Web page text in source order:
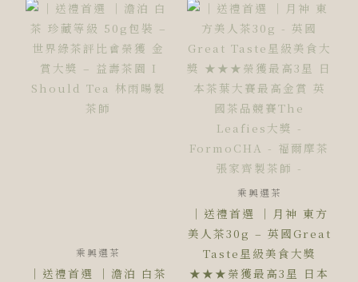
乘興選茶
｜送禮首選 ｜澹泊 白茶
乘興選茶
｜送禮首選 ｜月神 東方
美人茶30g – 英國Great
Taste星級美食大獎
★★★榮獲最高3星 日本